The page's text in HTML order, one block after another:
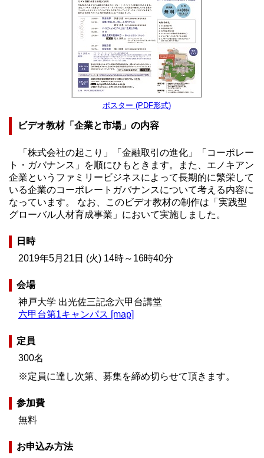
ポスター (PDF形式)
ビデオ教材「企業と市場」の内容
「株式会社の起こり」「金融取引の進化」「コーポレー
ト・ガバナンス」を順にひもときます。また、エノキアン
企業というファミリービジネスによって長期的に繁栄して
いる企業のコーポレートガバナンスについて考える内容に
なっています。 なお、このビデオ教材の制作は「実践型
グローバル人材育成事業」において実施しました。
日時
2019年5月21日 (火) 14時～16時40分
会場
神戸大学 出光佐三記念六甲台講堂
六甲台第1キャンパス [map]
定員
300名
※定員に達し次第、募集を締め切らせて頂きます。
参加費
無料
お申込み方法